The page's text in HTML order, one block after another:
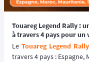
Touareg Legend Rally :
à travers 4 pays pour
Le Touareg Legend Rally
travers 4 pays : Espagne,